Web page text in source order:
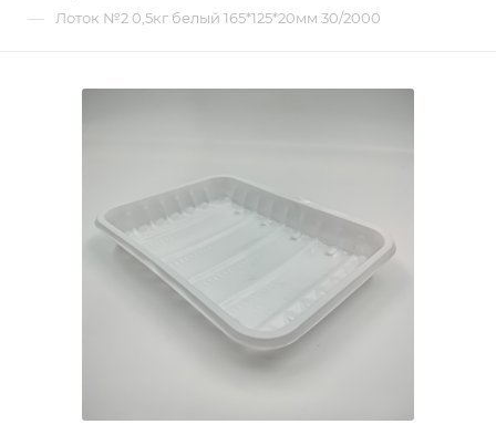
— Лоток №2 0,5кг белый 165*125*20мм 30/2000